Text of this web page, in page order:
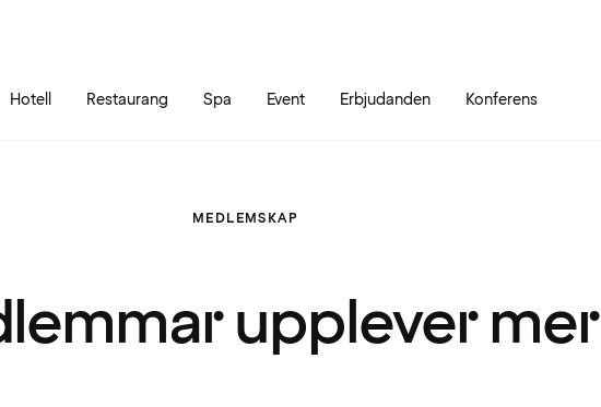
Hotell Restaurang Spa Event Erbjudanden Konferens
MEDLEMSKAP
upplever mer